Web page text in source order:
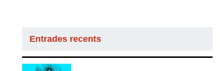
Entrades recents